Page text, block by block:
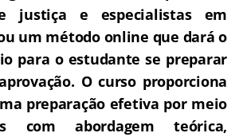
justiça e especialistas em
um método online que dará o
para o estudante se preparar
O curso proporciona
preparação efetiva por meio
com abordagem teórica,